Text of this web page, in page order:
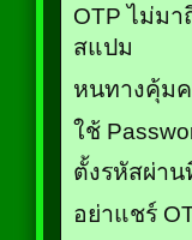
OTP ไม่ม
สแปม
หนทางคุ้ม
ใช้
ตั้งรหัสผ่า
อย่าแชร์